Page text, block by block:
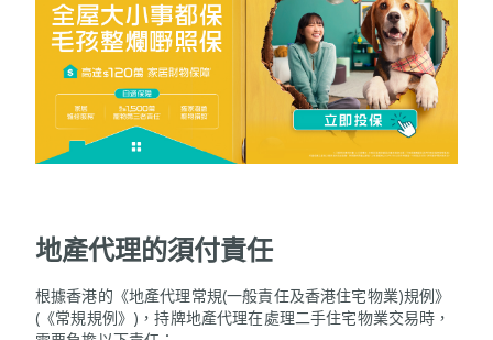
地產代理的須付責任
根據香港的《地產代理常規(一般責任及香港住宅物業)規例》
(《常規規例》)，持牌地產代理在處理二手住宅物業交易時，